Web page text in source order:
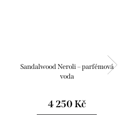
Sandalwood Neroli – parfémová
voda
4 250 Kč